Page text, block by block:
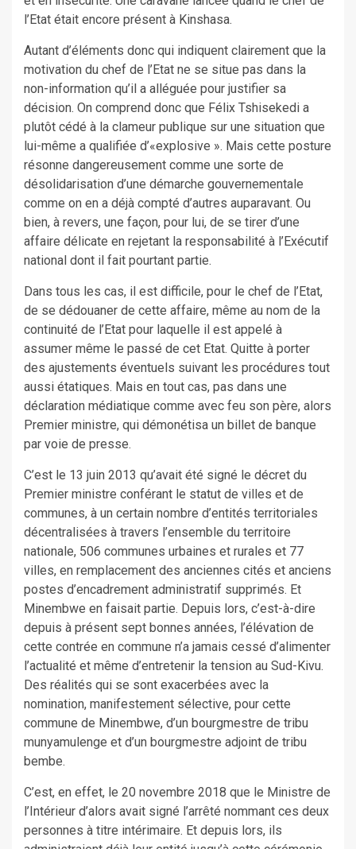
l’Etat était encore présent à Kinshasa.
Autant d’éléments donc qui indiquent clairement que la
motivation du chef de l’Etat ne se situe pas dans la
non-information qu’il a alléguée pour justifier sa
décision. On comprend donc que Félix Tshisekedi a
plutôt cédé à la clameur publique sur une situation que
lui-même a qualifiée d’«explosive ». Mais cette posture
résonne dangereusement comme une sorte de
désolidarisation d’une démarche gouvernementale
comme on en a déjà compté d’autres auparavant. Ou
bien, à revers, une façon, pour lui, de se tirer d’une
affaire délicate en rejetant la responsabilité à l’Exécutif
national dont il fait pourtant partie.
Dans tous les cas, il est difficile, pour le chef de l’Etat,
de se dédouaner de cette affaire, même au nom de la
continuité de l’Etat pour laquelle il est appelé à
assumer même le passé de cet Etat. Quitte à porter
des ajustements éventuels suivant les procédures tout
aussi étatiques. Mais en tout cas, pas dans une
déclaration médiatique comme avec feu son père, alors
Premier ministre, qui démonétisa un billet de banque
par voie de presse.
C’est le 13 juin 2013 qu’avait été signé le décret du
Premier ministre conférant le statut de villes et de
communes, à un certain nombre d’entités territoriales
décentralisées à travers l’ensemble du territoire
nationale, 506 communes urbaines et rurales et 77
villes, en remplacement des anciennes cités et anciens
postes d’encadrement administratif supprimés. Et
Minembwe en faisait partie. Depuis lors, c’est-à-dire
depuis à présent sept bonnes années, l’élévation de
cette contrée en commune n’a jamais cessé d’alimenter
l’actualité et même d’entretenir la tension au Sud-Kivu.
Des réalités qui se sont exacerbées avec la
nomination, manifestement sélective, pour cette
commune de Minembwe, d’un bourgmestre de tribu
munyamulenge et d’un bourgmestre adjoint de tribu
bembe.
C’est, en effet, le 20 novembre 2018 que le Ministre de
l’Intérieur d’alors avait signé l’arrêté nommant ces deux
personnes à titre intérimaire. Et depuis lors, ils